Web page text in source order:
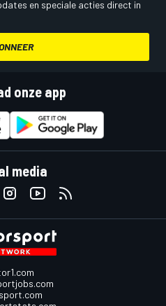
en speciale acties direct in
onze app
media